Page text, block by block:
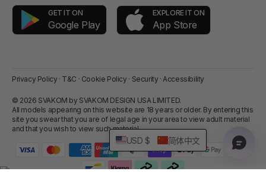
GET IT ON
Google Play
EXPLORE IT ON
App Store
Privacy Policy · T&C · Cookie Policy · Security · Accessibility
© 2026 SVAKOM by SVAKOM DESIGN USA LIMITED.
All models appearing on this website are 18 years or older. By entering this
site you swear that you are of legal age in your area to view adult material
and that you wish to view such material.
USD $ 简体中文